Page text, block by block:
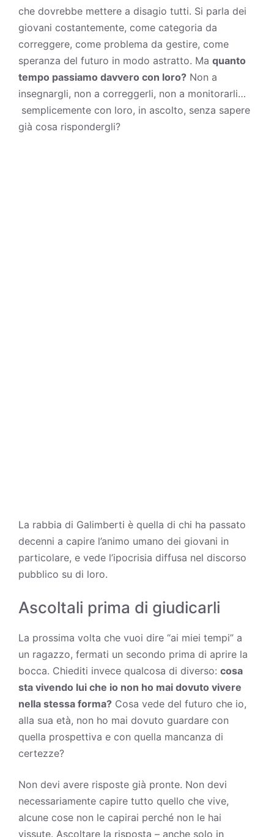
che dovrebbe mettere a disagio tutti. Si parla dei
giovani costantemente, come categoria da
correggere, come problema da gestire, come
speranza del futuro in modo astratto. Ma quanto
tempo passiamo davvero con loro? Non a
insegnargli, non a correggerli, non a monitorarli…
semplicemente con loro, in ascolto, senza sapere
già cosa rispondergli?
La rabbia di Galimberti è quella di chi ha passato
decenni a capire l’animo umano dei giovani in
particolare, e vede l’ipocrisia diffusa nel discorso
pubblico su di loro.
Ascoltali prima di giudicarli
La prossima volta che vuoi dire “ai miei tempi” a
un ragazzo, fermati un secondo prima di aprire la
bocca. Chiediti invece qualcosa di diverso: cosa
sta vivendo lui che io non ho mai dovuto vivere
nella stessa forma? Cosa vede del futuro che io,
alla sua età, non ho mai dovuto guardare con
quella prospettiva e con quella mancanza di
certezze?
Non devi avere risposte già pronte. Non devi
necessariamente capire tutto quello che vive,
alcune cose non le capirai perché non le hai
vissute. Ascoltare la risposta – anche solo in